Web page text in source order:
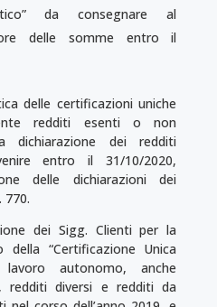
da consegnare al
delle somme entro il
delle certificazioni uniche
redditi esenti o non
dichiarazione dei redditi
entro il 31/10/2020,
delle dichiarazioni dei
dei Sigg. Clienti per la
della “Certificazione Unica
autonomo, anche
redditi diversi e redditi da